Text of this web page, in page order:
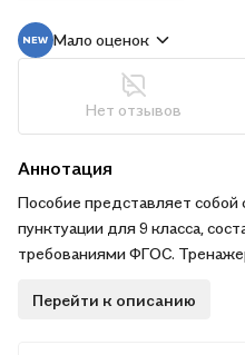
Мало оценок
Нет отзывов
Аннотация
Пособие представляет собой
пунктуации для 9 класса,
требованиями ФГОС.
перечень. Предназначается
Перейти к описанию